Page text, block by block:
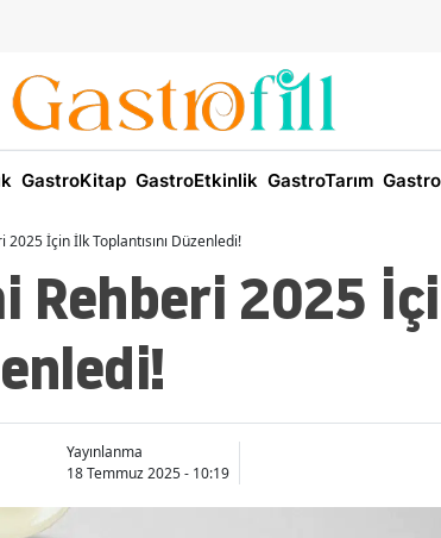
GastroKitap GastroEtkinlik GastroTarım
İçin İlk Toplantısını Düzenledi!
Rehberi 2025
Yayınlanma
18 Temmuz 2025 - 10:19